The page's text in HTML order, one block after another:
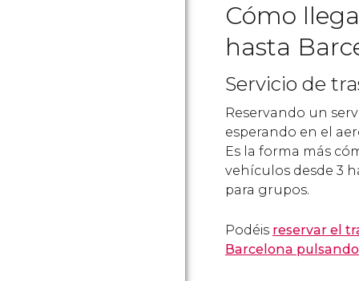
Cómo
hasta
Servicio de
Reservando un
esperando en el
Es la forma más
vehículos desde 3
para grupos.
Podéis reservar el
Barcelona